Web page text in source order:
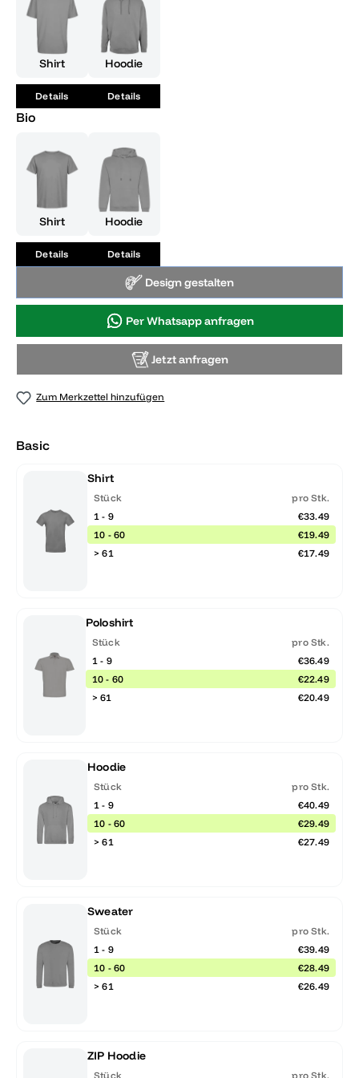
und zeige, dass du und deine Freunde wirklich supergeil
Shirt
Details
Hoodie
Details
Bio
Shirt
Details
Hoodie
Details
Design gestalten
Per Whatsapp anfragen
Jetzt anfragen
Zum Merkzettel hinzufügen
Basic
Shirt
Stück
pro Stk.
1 - 9
€33.49
10 - 60
€19.49
> 61
€17.49
Poloshirt
Stück
pro Stk.
1 - 9
€36.49
10 - 60
€22.49
> 61
€20.49
Hoodie
Stück
pro Stk.
1 - 9
€40.49
10 - 60
€29.49
> 61
€27.49
Sweater
Stück
pro Stk.
1 - 9
€39.49
10 - 60
€28.49
> 61
€26.49
ZIP Hoodie
Stück pro Stk.